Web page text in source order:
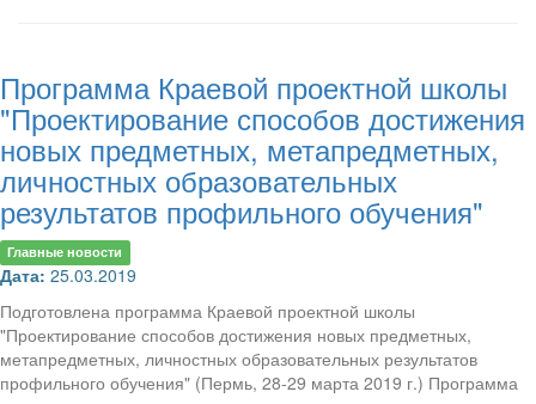
Программа Краевой проектной школы
"Проектирование способов достижения
новых предметных, метапредметных,
личностных образовательных
результатов профильного обучения"
Главные новости
Дата: 25.03.2019
Подготовлена программа Краевой проектной школы
"Проектирование способов достижения новых предметных,
метапредметных, личностных образовательных результатов
профильного обучения" (Пермь, 28-29 марта 2019 г.) Программа